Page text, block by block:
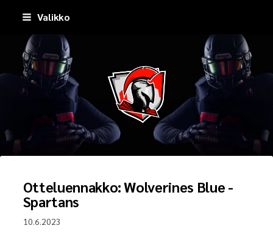
Siirry
sivun
sisältöön
Valikko
Pirkkala Spartans
Otteluennakko: Wolverines Blue -
Spartans
10.6.2023